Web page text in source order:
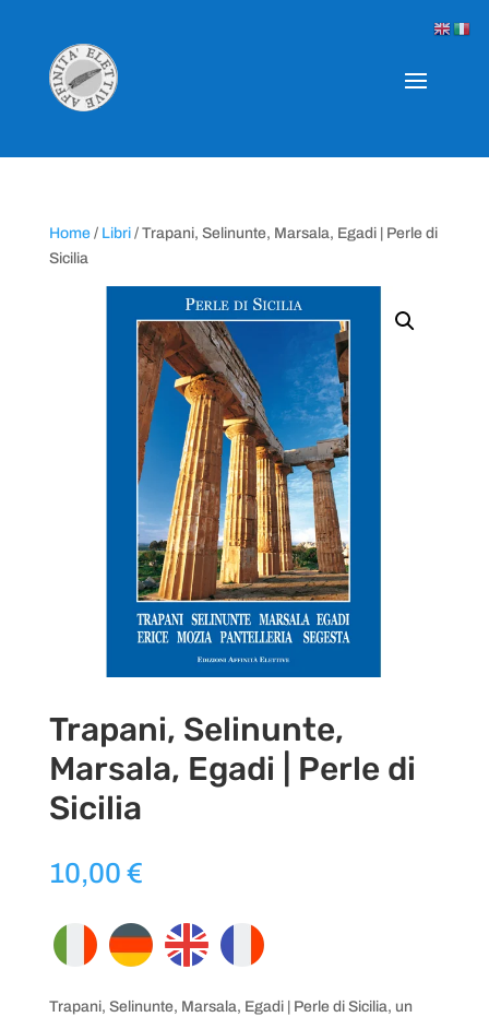
Home/ Libri/ Trapani, Selinunte, Marsala, Egadi | Perle di
Sicilia
Trapani, Selinunte,
Marsala, Egadi | Perle di
Sicilia
10,00 €
Trapani, Selinunte, Marsala, Egadi | Perle di Sicilia, un